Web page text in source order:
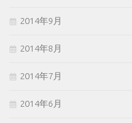
2014年9月
2014年8月
2014年7月
2014年6月